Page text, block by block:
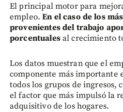
El principal motor para
empleo.En el caso de los
provenientes del trabajo
porcentualesal crecimiento
Los datos muestran que el
componente más importante
todos los grupos de ingresos,
el factor que más impulsó la
adquisitivo de los hogares.